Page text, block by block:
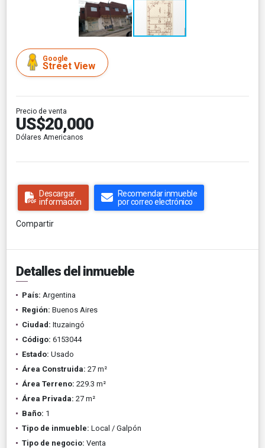
Google
Street View
Precio de venta
US$20,000
Dólares Americanos
Descargar
información
Recomendar inmueble
por correo electrónico
Compartir
Detalles del inmueble
País: Argentina
Región: Buenos Aires
Ciudad: Ituzaingó
Código: 6153044
Estado: Usado
Área Construida: 27 m²
Área Terreno: 229.3 m²
Área Privada: 27 m²
Baño: 1
Tipo de inmueble: Local / Galpón
Tipo de negocio: Venta